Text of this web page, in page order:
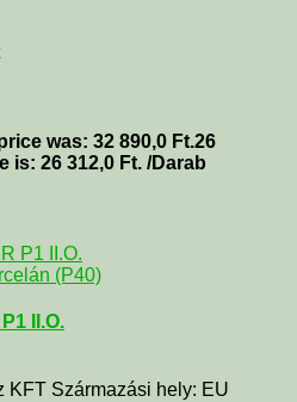
was: 32 890,0 Ft.26
is: 26 312,0 Ft. /Darab
(P40)
II.O.
KFT Származási hely: EU